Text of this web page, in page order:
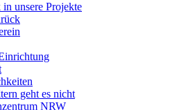
unsere Projekte
geht es nicht
NRW